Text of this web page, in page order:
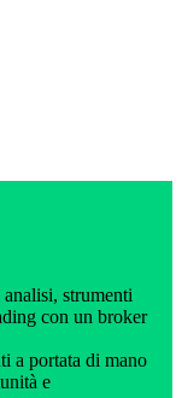
strumenti
con un broker
a portata di mano
e